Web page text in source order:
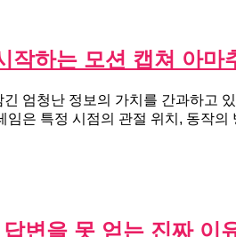
하는 모션 캡쳐 아마
엄청난 정보의 가치를 간과하고
은 특정 시점의 관절 위치, 동작
변을 못 얻는 진짜 이